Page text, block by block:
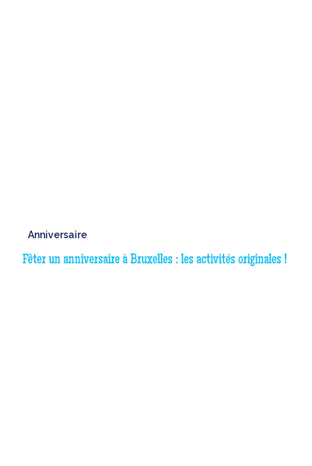
Anniversaire
Fêter un anniversaire à Bruxelles : les activités originales !